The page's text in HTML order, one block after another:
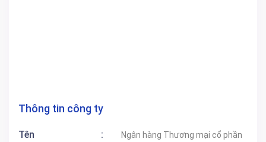
Thông tin công ty
Tên :
Ngân hàng Thương mại cổ phần